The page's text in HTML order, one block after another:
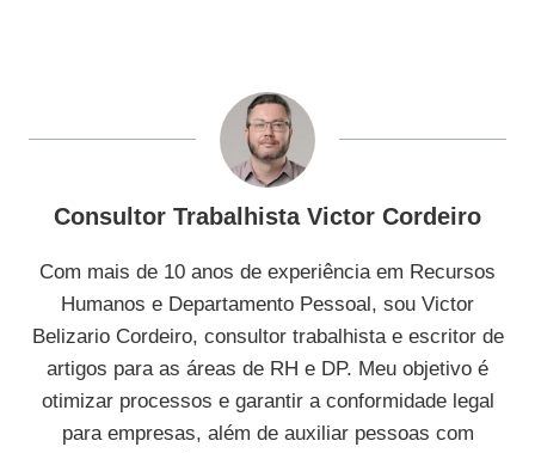
Consultor Trabalhista Victor Cordeiro
Com mais de 10 anos de experiência em Recursos
Humanos e Departamento Pessoal, sou Victor
Belizario Cordeiro, consultor trabalhista e escritor de
artigos para as áreas de RH e DP. Meu objetivo é
otimizar processos e garantir a conformidade legal
para empresas, além de auxiliar pessoas com